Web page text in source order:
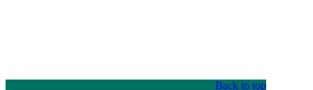
Back to top